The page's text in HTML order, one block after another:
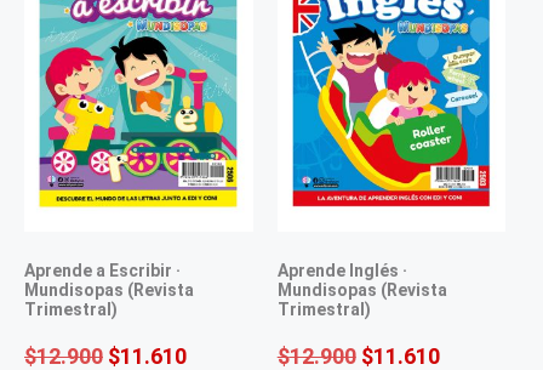
Aprende a Escribir ·
Mundisopas (Revista
Trimestral)
$12.900 $11.610
Aprende Inglés ·
Mundisopas (Revista
Trimestral)
$12.900 $11.610